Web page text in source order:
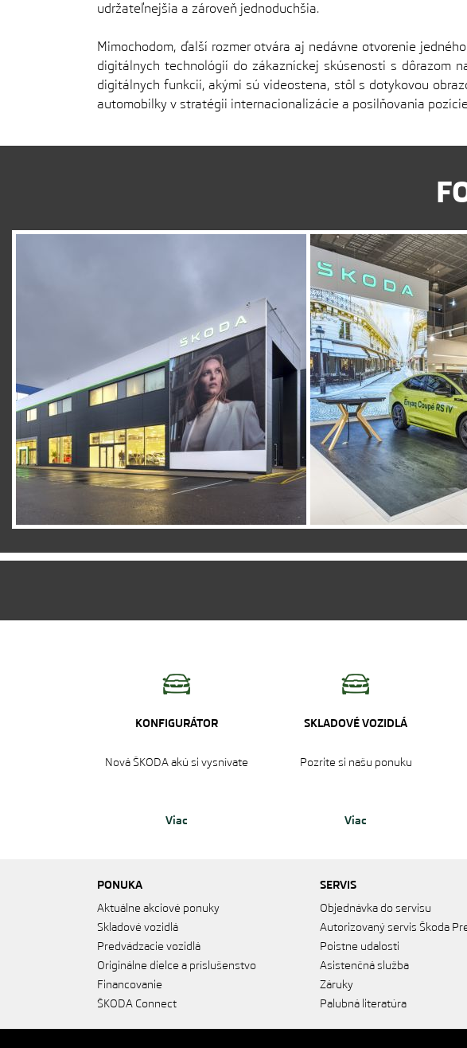
udržateľnejšia a zároveň jednoduchšia.
Mimochodom, ďalší rozmer otvára aj nedávne otvorenie
digitálnych technológií do zákazníckej skúsenosti s dôrazom
digitálnych funkcií, akými sú videostena, stôl s dotykovou
automobilky v stratégii internacionalizácie a posilňovania
KONFIGURÁTOR
Nová ŠKODA akú si vysnívate
Viac
SKLADOVÉ VOZIDLÁ
Pozrite si našu ponuku‎
Viac
PONUKA
Aktuálne akciové ponuky
Skladové vozidlá
Predvádzacie vozidlá
Originálne dielce a príslušenstvo
Financovanie
ŠKODA Connect
SERVIS
Objednávka do servisu
Autorizovaný servis Škoda
Poistne udalosti
Asistenčná služba
Záruky
Palubná literatúra